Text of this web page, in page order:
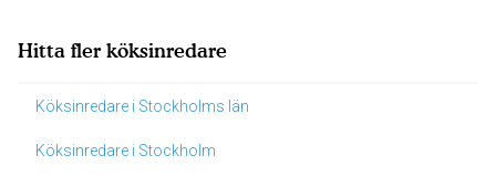
Hitta fler köksinredare
Köksinredare i Stockholms län
Köksinredare i Stockholm